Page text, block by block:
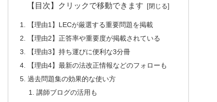
【目次】クリックで移動できます
【理由1】LECが厳選する重要問題を掲載
【理由2】正答率や重要度が掲載されている
【理由3】持ち運びに便利な3分冊
【理由4】最新の法改正情報などのフォローも
過去問題集の効果的な使い方
講師ブログの活用も